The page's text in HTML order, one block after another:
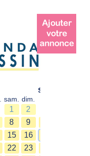
sam. dim.
1
2
8
9
15
16
22
23
sept. 2026